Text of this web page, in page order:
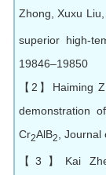
Zhong, Xuxu
superior high-
19846–19850
【2】Haiming
demonstration
Cr2AlB2 ,
【3】Kai